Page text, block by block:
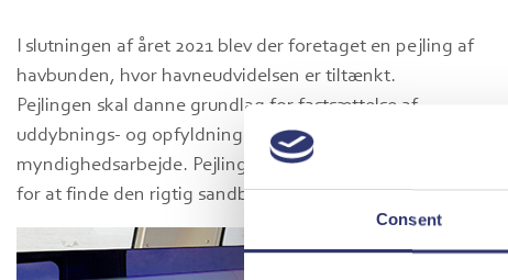
Consent
I slutningen af året 2021 blev der foretaget en pejling af
havbunden, hvor havneudvidelsen er tiltænkt.
Pejlingen skal danne grundlag for fastsættelse af
uddybnings- og opfyldningsmængder samt det videre
myndighedsarbejde. Pejling bliver desuden foretaget
for at finde den rigtig sandbalance.